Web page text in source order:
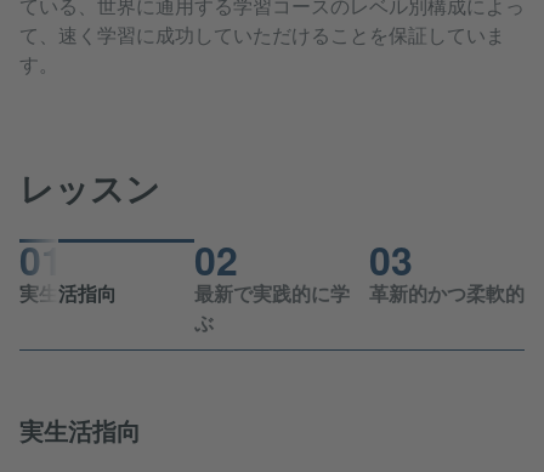
ている、世界に通用する学習コースのレベル別構成によっ
て、速く学習に成功していただけることを保証していま
す。
レッスン
01
実生活指向
02
最新で実践的に学
ぶ
03
革新的かつ柔軟的
実生活指向
革新的かつ柔軟的